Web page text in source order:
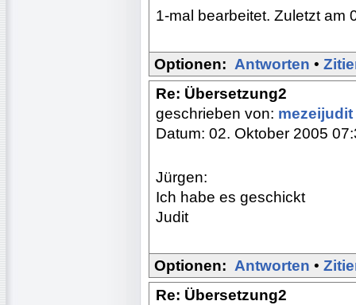
1-mal bearbeitet. Zuletzt am
Optionen: Antworten •
Re: Übersetzung2
geschrieben von: mezeijudit
Datum: 02. Oktober 2005
Jürgen:
Ich habe es geschickt
Judit
Optionen: Antworten •
Re: Übersetzung2